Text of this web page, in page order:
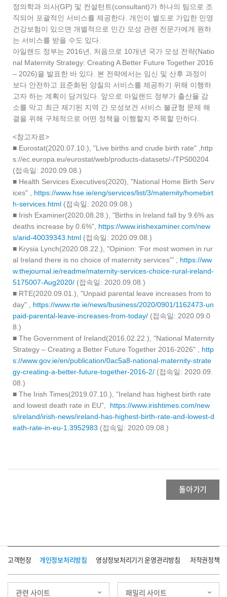
정의학과 의사(GP) 및 컨설턴트(consultant)가 하나의 팀으로 조
직되어 포괄적인 서비스를 제공한다. 개인이 별도로 가입한 민영
건강보험이 있으면 개별적으로 민간 모성 관련 전문가에게 원하
는 서비스를 받을 수도 있다.
아일랜드 정부는 2016년, 처음으로 10개년 국가 모성 전략(Natio
nal Maternity Strategy: Creating A Better Future Together 2016
– 2026)을 발표한 바 있다. 본 전략에서는 임신 및 산후 과정이
보다 안전하고 표준화된 양질의 서비스를 제공하기 위해 이행하
고자 하는 계획이 담겨있다. 앞으로 아일랜드 정부가 출산율 감
소를 막고 최근 제기된 지역 간 모성보건 서비스 불균형 문제 해
결을 위해 구체적으로 어떤 정책을 이행할지 주목할 만하다.
<참고자료>
■ Eurostat(2020.07.10.), "Live births and crude birth rate" ,http
s://ec.europa.eu/eurostat/web/products-datasets/-/TPS00204
(접속일: 2020.09.08.)
■ Health Services Executives(2020), "National Home Birth Serv
ices" , https://www.hse.ie/eng/services/list/3/maternity/homebirt
h-services.html (접속일: 2020.09.08.)
■ Irish Examiner(2020.08.28.), "Births in Ireland fall by 9.6% as
deaths increase by 0.6%", https://www.irishexaminer.com/new
s/arid-40039343.html (접속일: 2020.09.08.)
■ Krysia Lynch(2020.08.22.), "Opinion: 'For most women in rur
al Ireland there is no choice of maternity services'" , https://ww
w.thejournal.ie/readme/maternity-services-choice-rural-ireland-
5175007-Aug2020/ (접속일: 2020.09.08.)
■ RTE(2020.09.01.), "Unpaid parental leave increases from to
day" , https://www.rte.ie/news/business/2020/0901/1162473-un
paid-parental-leave-increases-from-today/ (접속일: 2020.09.0
8.)
■ The Government of Ireland(2016.02.22.), "National Maternity
Strategy – Creating a Better Future Together 2016-2026" , http
s://www.gov.ie/en/publication/0ac5a8-national-maternity-strate
gy-creating-a-better-future-together-2016-2/ (접속일: 2020.09.
08.)
■ The Irish Times(2019.07.10.), "Ireland has highest birth rate
and lowest death rate in EU", https://www.irishtimes.com/new
s/ireland/irish-news/ireland-has-highest-birth-rate-and-lowest-d
eath-rate-in-eu-1.3952983 (접속일: 2020.09.08.)
돌아가기
고객헌장 개인정보처리방침 영상정보처리기기 운영관리방침 저작권정책
관련 사이트 패밀리 사이트